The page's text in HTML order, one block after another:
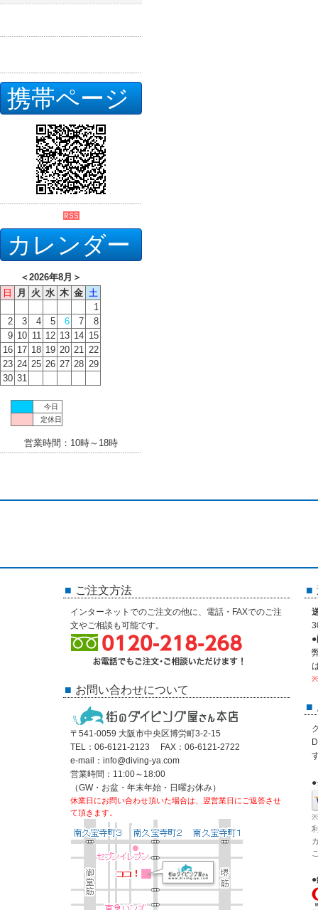
携帯ページ
カレンダー
＜2026年8月 ＞
日
月 火 水 木 金 土
1
2
3 4 5 6 7
8
9 10 11 12 13 14 15
16 17 18 19 20 21 22
23 24 25 26 27 28 29
30 31
今日
定休日
営業時間：10時～18時
ご注文方法
インターネットでのご注文の他に、電話・FAXでのご注
文やご相談も可能です。
お問い合わせについて
〒541-0059 大阪市中央区博労町3-2-15
TEL：06-6121-2123 FAX：06-6121-2722
e-mail：info@diving-ya.com
営業時間：11:00～18:00
（GW・お盆・年末年始・日曜お休み）
休業日にお問い合わせ頂いた場合は、翌営業日にご返答させ
て頂きます。
※
※